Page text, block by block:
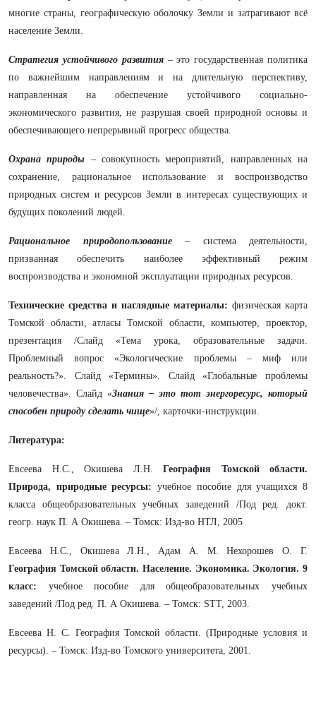
многие страны, географическую оболочку Земли и затрагивают всё
население Земли.
Стратегия устойчивого развития– это государственная политика
по важнейшим направлениям и на длительную перспективу,
направленная на обеспечение устойчивого социально-
экономического развития, не разрушая своей природной основы и
обеспечивающего непрерывный прогресс общества.
Охрана природы – совокупность мероприятий, направленных на
сохранение, рациональное использование и воспроизводство
природных систем и ресурсов Земли в интересах существующих и
будущих поколений людей.
Рациональное природопользование– система деятельности,
призванная обеспечить наиболее эффективный режим
воспроизводства и экономной эксплуатации природных ресурсов.
Технические средства и наглядные материалы: физическая карта
Томской области, атласы Томской области, компьютер, проектор,
презентация /Слайд «Тема урока, образовательные задачи.
Проблемный вопрос «Экологические проблемы – миф или
реальность?». Слайд «Термины». Слайд «Глобальные проблемы
человечества». Слайд «Знания – это тот энергоресурс, который
способен природу сделать чище»/, карточки-инструкции.
Литература:
Евсеева Н.С., Окишева Л.Н. География Томской области.
Природа, природные ресурсы: учебное пособие для учащихся 8
класса общеобразовательных учебных заведений /Под ред. докт.
геогр. наук П. А Окишева. – Томск: Изд-во НТЛ, 2005
Евсеева Н.С., Окишева Л.Н., Адам А. М. Нехорошев О. Г.
География Томской области. Население. Экономика. Экология. 9
класс: учебное пособие для общеобразовательных учебных
заведений /Под ред. П. А Окишева. – Томск: SТТ, 2003.
Евсеева Н. С. География Томской области. (Природные условия и
ресурсы). – Томск: Изд-во Томского университета, 2001.